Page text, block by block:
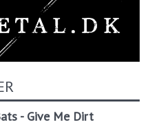
- Give Me Dirt